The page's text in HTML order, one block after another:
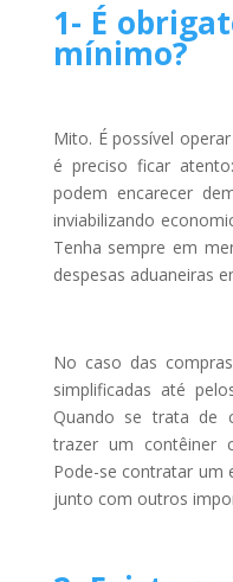
1- É
mínimo?
Mito. É possível
é preciso ficar
podem encarecer
inviabilizando
Tenha sempre em
despesas aduaneiras
No caso das
simplificadas até
Quando se trata de
trazer um contêiner
Pode-se contratar um
junto com outros